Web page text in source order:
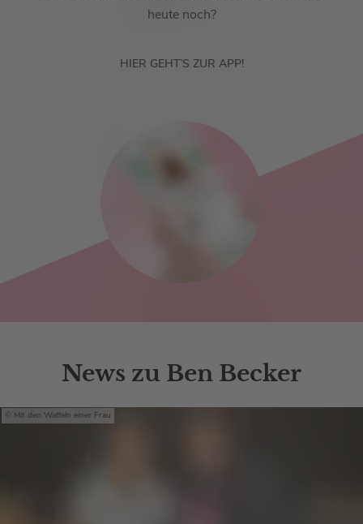
heute noch?
HIER GEHT’S ZUR APP!
News zu Ben Becker
Mit den Waffeln einer Frau